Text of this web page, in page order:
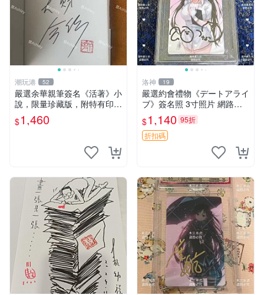
潮玩港 52
嚴選余華親筆簽名《活著》小
說，限量珍藏版，附特有印
章。 活著 小說 簽名書
$1,460
洛神 19
嚴選約會禮物《デートアライ
ブ》簽名照 3寸照片 網路原
圖 實物美 希望與你見面 デー
トアライブ 簽名照 收藏品
$1,140 95折
折扣碼